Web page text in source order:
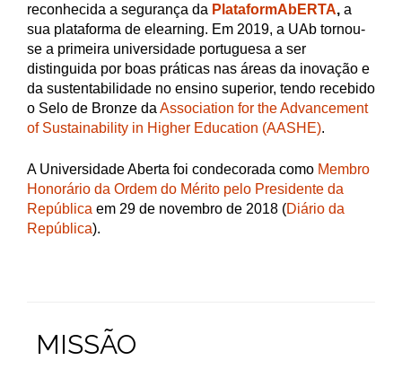
reconhecida a segurança da PlataformAbERTA, a
sua plataforma de elearning. Em 2019, a UAb tornou-
se a primeira universidade portuguesa a ser
distinguida por boas práticas nas áreas da inovação e
da sustentabilidade no ensino superior, tendo recebido
o Selo de Bronze da Association for the Advancement
of Sustainability in Higher Education (AASHE).
A Universidade Aberta foi condecorada como Membro
Honorário da Ordem do Mérito pelo Presidente da
República em 29 de novembro de 2018 (Diário da
República).
MISSÃO